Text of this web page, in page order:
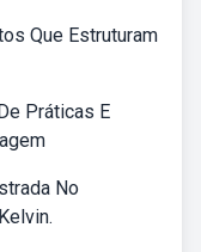
Que Estruturam
Práticas E
No